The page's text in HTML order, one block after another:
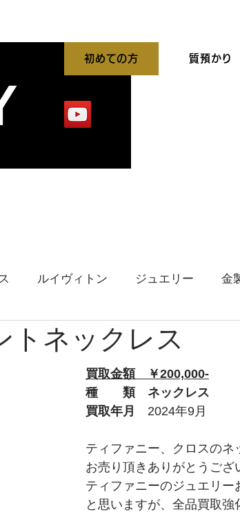
初めての方 質預かり
ルイヴィトン ジュエリー 金
時計 グッチ バーバリー
チューダー トムフォード
ティファニー ウブロ
タグホイヤー ロエベ
トネックレス
買取金額　￥200,000-
種　　類　ネックレス
買取年月 2024年9月
ティファニー、クロスのネ
お売り頂きありがとうござ
ティファニーのジュエリー
と思いますが、全品買取強